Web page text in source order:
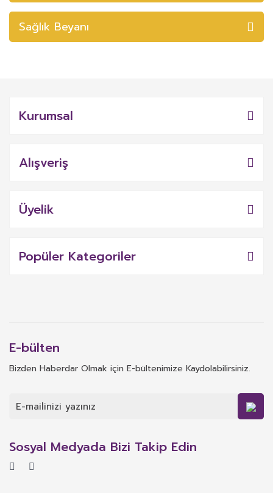
Sağlık Beyanı
Kurumsal
Alışveriş
Üyelik
Popüler Kategoriler
E-bülten
Bizden Haberdar Olmak için E-bültenimize Kaydolabilirsiniz.
Sosyal Medyada Bizi Takip Edin